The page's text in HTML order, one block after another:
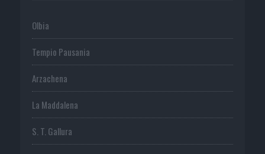
Olbia
Tempio Pausania
Arzachena
La Maddalena
S. T. Gallura